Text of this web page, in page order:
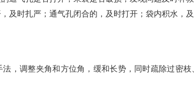
及时扎严；通气孔闭合的，及时打开；袋内积水，
，调整夹角和方位角，缓和长势，同时疏除过密